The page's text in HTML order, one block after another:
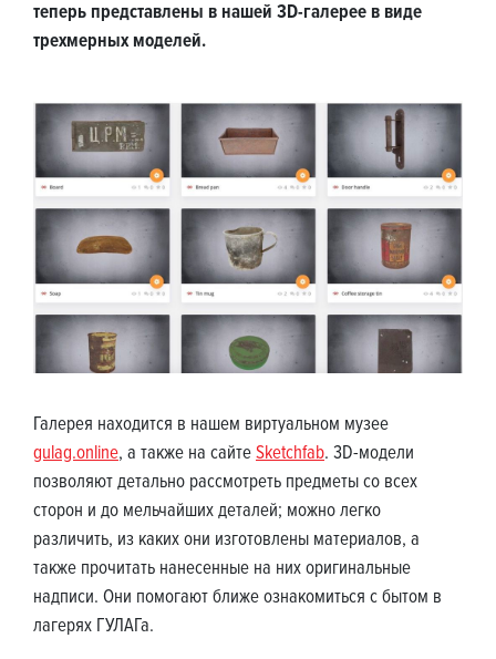
теперь представлены в нашей 3D-галерее в виде
трехмерных моделей.
Галерея находится в нашем виртуальном музее
gulag.online, а также на сайтеSketchfab. 3D-модели
позволяют детально рассмотреть предметы со всех
сторон и до мельчайших деталей; можно легко
различить, из каких они изготовлены материалов, а
также прочитать нанесенные на них оригинальные
надписи. Они помогают ближе ознакомиться с бытом в
лагерях ГУЛАГа.